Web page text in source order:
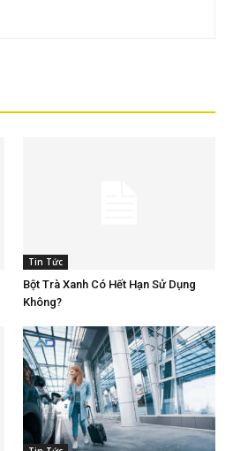
Tin Tức
Bột Trà Xanh Có Hết Hạn Sử Dụng
Không?